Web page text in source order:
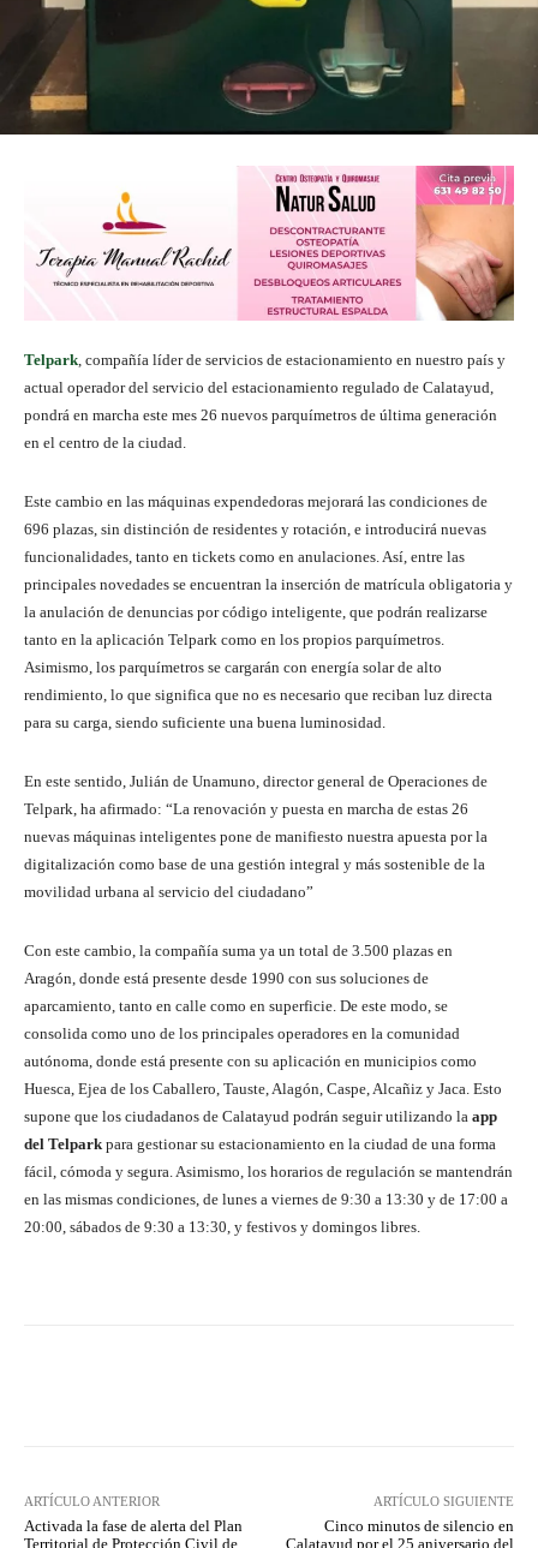
Telpark , compañía líder de servicios de estacionamiento en nuestro país y
actual operador del servicio del estacionamiento regulado de Calatayud,
pondrá en marcha este mes 26 nuevos parquímetros de última generación
en el centro de la ciudad.
Este cambio en las máquinas expendedoras mejorará las condiciones de
696 plazas, sin distinción de residentes y rotación, e introducirá nuevas
funcionalidades, tanto en tickets como en anulaciones. Así, entre las
principales novedades se encuentran la inserción de matrícula obligatoria y
la anulación de denuncias por código inteligente, que podrán realizarse
tanto en la aplicación Telpark como en los propios parquímetros.
Asimismo, los parquímetros se cargarán con energía solar de alto
rendimiento, lo que significa que no es necesario que reciban luz directa
para su carga, siendo suficiente una buena luminosidad.
En este sentido, Julián de Unamuno, director general de Operaciones de
Telpark, ha afirmado: “La renovación y puesta en marcha de estas 26
nuevas máquinas inteligentes pone de manifiesto nuestra apuesta por la
digitalización como base de una gestión integral y más sostenible de la
movilidad urbana al servicio del ciudadano”
Con este cambio, la compañía suma ya un total de 3.500 plazas en
Aragón, donde está presente desde 1990 con sus soluciones de
aparcamiento, tanto en calle como en superficie. De este modo, se
consolida como uno de los principales operadores en la comunidad
autónoma, donde está presente con su aplicación en municipios como
Huesca, Ejea de los Caballero, Tauste, Alagón, Caspe, Alcañiz y Jaca. Esto
supone que los ciudadanos de Calatayud podrán seguir utilizando la app
del Telpark para gestionar su estacionamiento en la ciudad de una forma
fácil, cómoda y segura. Asimismo, los horarios de regulación se mantendrán
en las mismas condiciones, de lunes a viernes de 9:30 a 13:30 y de 17:00 a
20:00, sábados de 9:30 a 13:30, y festivos y domingos libres.
ARTÍCULO ANTERIOR
Activada la fase de alerta del Plan
Territorial de Protección Civil de
ARTÍCULO SIGUIENTE
Cinco minutos de silencio en
Calatayud por el 25 aniversario del